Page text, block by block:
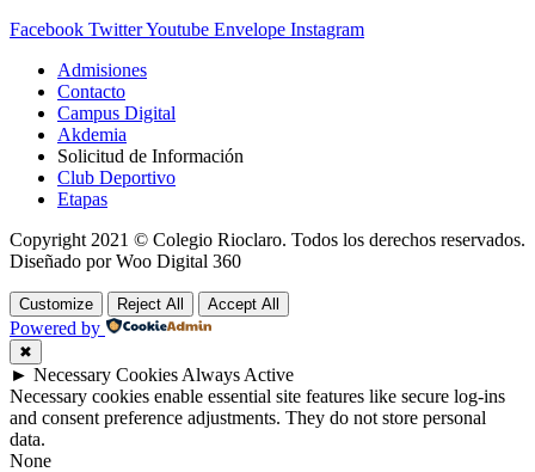
Facebook TwitterYoutube Envelope Instagram
Admisiones
Contacto
Campus Digital
Akdemia
Solicitud de Información
Club Deportivo
Etapas
Copyright 2021 © Colegio Rioclaro. Todos los derechos reservados.
Diseñado por Woo Digital 360
Customize Reject All Accept All
Powered by
✖
► Necessary Cookies Always Active
Necessary cookies enable essential site features like secure log-ins
and consent preference adjustments. They do not store personal
data.
None